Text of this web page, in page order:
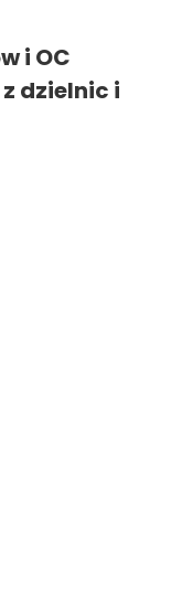
i OC
dzielnic i